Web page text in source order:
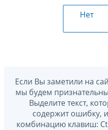
Нет
Если Вы заметили на
мы будем
Выделите текст,
содержит ошибку,
комбинацию клавиш: